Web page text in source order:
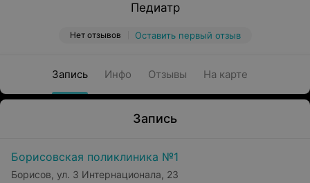
Педиатр
Нет отзывов Оставить первый отзыв
Запись Инфо Отзывы На карте
Запись
Борисовская поликлиника №1
Борисов, ул. 3 Интернационала, 23